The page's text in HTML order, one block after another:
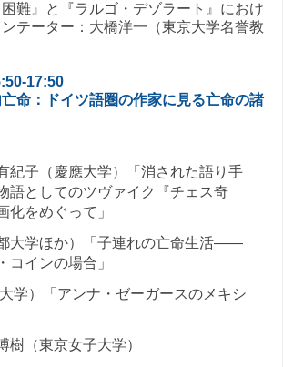
難』と『ラルゴ・デゾラート』におけ
テーター：大橋洋一（東京大学名誉教
17:50
亡命：ドイツ語圏の作家に見る亡命の諸
紀子（慶應大学）「消された語り手
としてのツヴァイク『チェス奇
化をめぐって」
大学ほか）「子連れの亡命生活——
コインの場合」
学）「アンナ・ゼーガースのメキシ
樹（東京女子大学）